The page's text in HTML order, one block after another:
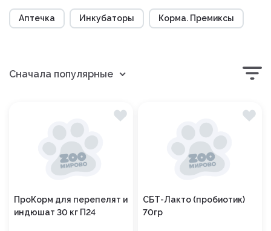
Аптечка Инкубаторы Корма. Премиксы
Сначала популярные
ПроКорм для перепелят и
индюшат 30 кг П24
СБТ-Лакто (пробиотик)
70гр